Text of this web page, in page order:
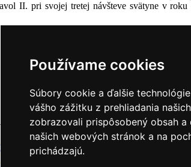
Používame cookies
Súbory cookie a ďalšie
vášho zážitku z prehliadania
zobrazovali prispôsobený obsah a
našich webových stránok a na
prichádzajú.
II. pri svojej tretej návšteve svätyne v
Fotobanka |Hovorca KBS